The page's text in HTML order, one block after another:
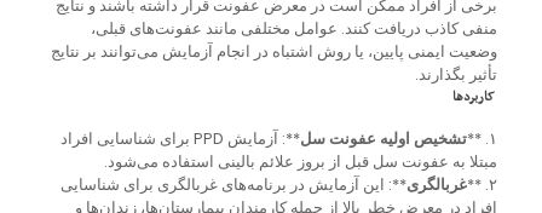
برخی از افراد ممکن است در معرض عفونت قرار داشته باشند و نتایج
منفی کاذب دریافت کنند. عوامل مختلفی مانند عفونت‌های قبلی،
وضعیت ایمنی پایین، یا روش اشتباه در انجام آزمایش می‌توانند بر نتایج
تأثیر بگذارند.
کاربردها
۱. **
تشخیص اولیه عفونت سل
**: آزمایش PPD برای شناسایی افراد
مبتلا به عفونت سل قبل از بروز علائم بالینی استفاده می‌شود.
۲. **
غربالگری**: این آزمایش در برنامه‌های غربالگری برای شناسایی
افراد در معرض خطر بالا از جمله کارمندان بیمارستان‌ها، زندان‌ها و